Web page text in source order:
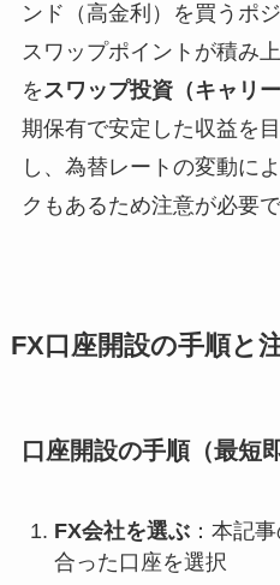
ンド（高金利）を買うポ
スワップポイントが積み
をスワップ投資（キャリー
期保有で安定した収益を
し、為替レートの変動に
クもあるため注意が必要で
FX口座開設の手順と
口座開設の手順（最短
FX会社を選ぶ：本記
合った口座を選択